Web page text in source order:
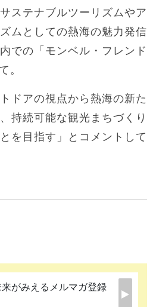
ステナブルツーリズムやア
ムとしての熱海の魅力発信
での「モンベル・フレンド
。
ドアの視点から熱海の新た
持続可能な観光まちづくり
を目指す」とコメントして
がみえるメルマガ登録